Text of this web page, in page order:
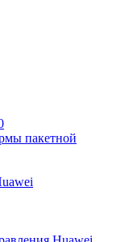
пакетной